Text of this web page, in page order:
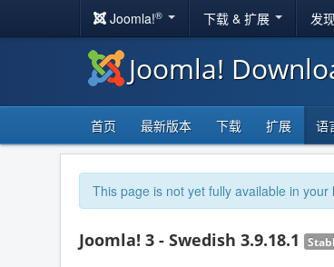
Joomla!® 下载 & 扩展 发
Joomla!
首页 最新版本 下载 扩展 语
This page is not yet fully available in
Joomla! 3 - Swedish 3.9.18.1